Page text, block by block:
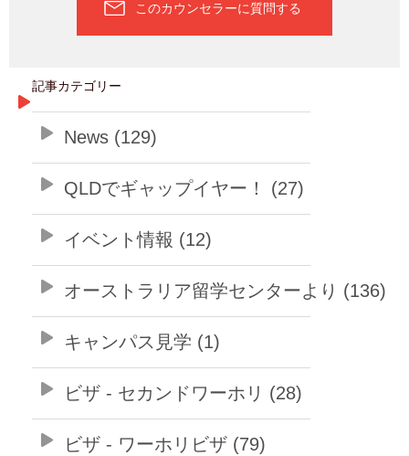
このカウンセラーに質問する
記事カテゴリー
News (129)
QLDでギャップイヤー！ (27)
イベント情報 (12)
オーストラリア留学センターより (136)
キャンパス見学 (1)
ビザ - セカンドワーホリ (28)
ビザ - ワーホリビザ (79)